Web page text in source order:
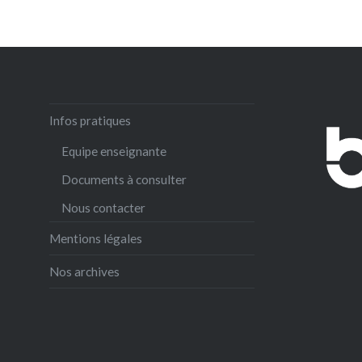
Infos pratiques
Equipe enseignante
Documents à consulter
Nous contacter
Mentions légales
Nos archives